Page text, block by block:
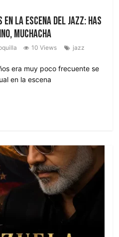
en la escena del jazz: has
muchacha
10 Views jazz
era muy poco frecuente se
en la escena